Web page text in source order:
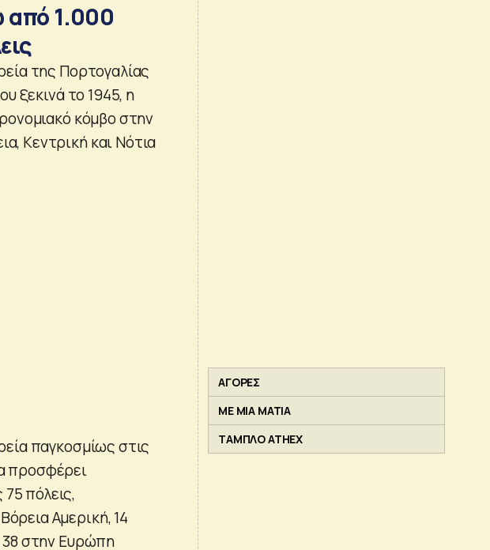
από 1.000
της Πορτογαλίας
ξεκινά το 1945, η
κόμβο στην
Κεντρική και Νότια
παγκοσμίως στις
προσφέρει
πόλεις,
Αμερική, 14
38 στην Ευρώπη
ΑΓΟΡΕΣ
ΜΕ ΜΙΑ ΜΑΤΙΑ
ΤΑΜΠΛΟ ATHEX